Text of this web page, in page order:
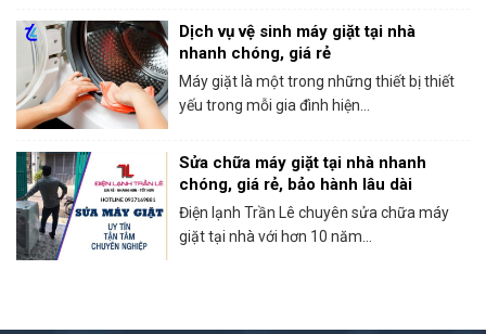
Dịch vụ vệ sinh máy giặt tại nhà
nhanh chóng, giá rẻ
Máy giặt là một trong những thiết bị thiết
yếu trong mỗi gia đình hiện...
Sửa chữa máy giặt tại nhà nhanh
chóng, giá rẻ, bảo hành lâu dài
Điện lạnh Trần Lê chuyên sửa chữa máy
giặt tại nhà với hơn 10 năm...